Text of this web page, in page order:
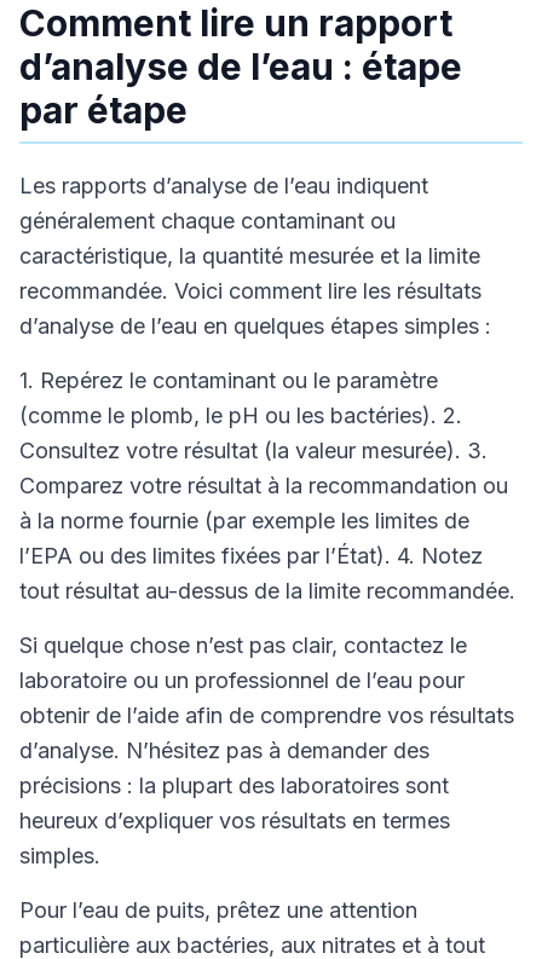
Comment lire un rapport
d’analyse de l’eau : étape
par étape
Les rapports d’analyse de l’eau indiquent
généralement chaque contaminant ou
caractéristique, la quantité mesurée et la limite
recommandée. Voici comment lire les résultats
d’analyse de l’eau en quelques étapes simples :
1. Repérez le contaminant ou le paramètre
(comme le plomb, le pH ou les bactéries). 2.
Consultez votre résultat (la valeur mesurée). 3.
Comparez votre résultat à la recommandation ou
à la norme fournie (par exemple les limites de
l’EPA ou des limites fixées par l’État). 4. Notez
tout résultat au-dessus de la limite recommandée.
Si quelque chose n’est pas clair, contactez le
laboratoire ou un professionnel de l’eau pour
obtenir de l’aide afin de comprendre vos résultats
d’analyse. N’hésitez pas à demander des
précisions : la plupart des laboratoires sont
heureux d’expliquer vos résultats en termes
simples.
Pour l’eau de puits, prêtez une attention
particulière aux bactéries, aux nitrates et à tout